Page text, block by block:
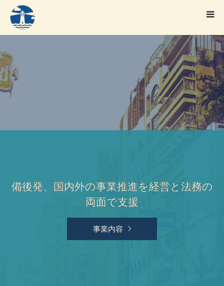
備後発、国内外の事業推進を経営と法務の
両面で支援
事業内容
プロフィール(法律事務所代表)